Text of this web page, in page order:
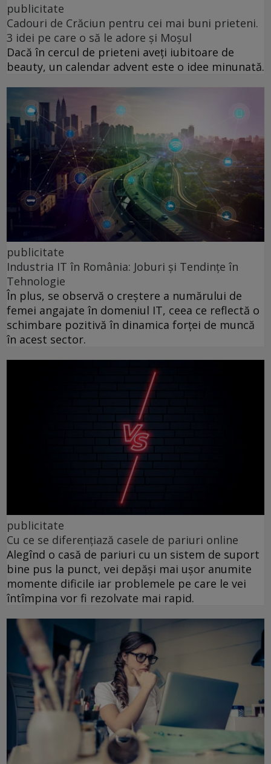
publicitate
Cadouri de Crăciun pentru cei mai buni prieteni.
3 idei pe care o să le adore și Moșul
Dacă în cercul de prieteni aveți iubitoare de
beauty, un calendar advent este o idee minunată.
publicitate
Industria IT în România: Joburi și Tendințe în
Tehnologie
În plus, se observă o creștere a numărului de
femei angajate în domeniul IT, ceea ce reflectă o
schimbare pozitivă în dinamica forței de muncă
în acest sector.
publicitate
Cu ce se diferențiază casele de pariuri online
Alegînd o casă de pariuri cu un sistem de suport
bine pus la punct, vei depăși mai ușor anumite
momente dificile iar problemele pe care le vei
întîmpina vor fi rezolvate mai rapid.